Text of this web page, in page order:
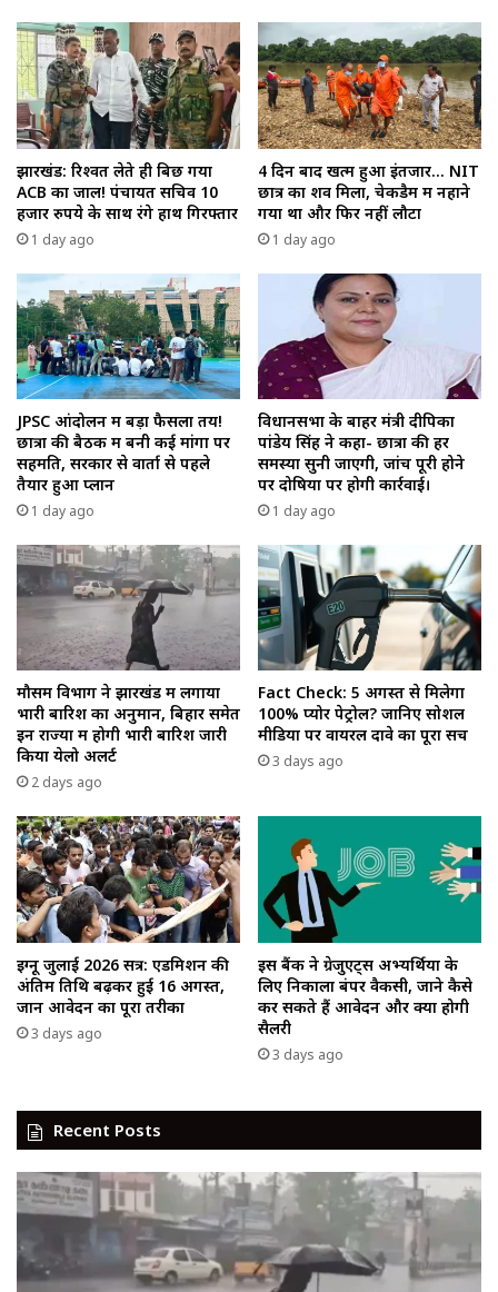
झारखंड: रिश्वत लेते ही बिछ गया
ACB का जाल! पंचायत सचिव 10
हजार रुपये के साथ रंगे हाथ गिरफ्तार
1 day ago
4 दिन बाद खत्म हुआ इंतजार… NIT
छात्र का शव मिला, चेकडैम में नहाने
गया था और फिर नहीं लौटा
1 day ago
JPSC आंदोलन में बड़ा फैसला तय!
छात्रों की बैठक में बनी कई मांगों पर
सहमति, सरकार से वार्ता से पहले
तैयार हुआ प्लान
1 day ago
विधानसभा के बाहर मंत्री दीपिका
पांडेय सिंह ने कहा- छात्रों की हर
समस्या सुनी जाएगी, जांच पूरी होने
पर दोषियों पर होगी कार्रवाई।
1 day ago
मौसम विभाग ने झारखंड में लगाया
भारी बारिश का अनुमान, बिहार समेत
इन राज्यों में होगी भारी बारिश जारी
किया येलो अलर्ट
2 days ago
Fact Check: 5 अगस्त से मिलेगा
100% प्योर पेट्रोल? जानिए सोशल
मीडिया पर वायरल दावे का पूरा सच
3 days ago
इग्नू जुलाई 2026 सत्र: एडमिशन की
अंतिम तिथि बढ़कर हुई 16 अगस्त,
जानें आवेदन का पूरा तरीका
3 days ago
इस बैंक ने ग्रेजुएट्स अभ्यर्थियों के
लिए निकाला बंपर वैकेंसी, जाने कैसे
कर सकते हैं आवेदन और क्या होगी
सैलरी
3 days ago
Recent Posts